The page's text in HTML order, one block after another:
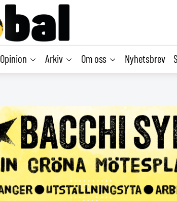
Opinion Arkiv Om oss Nyhetsbrev